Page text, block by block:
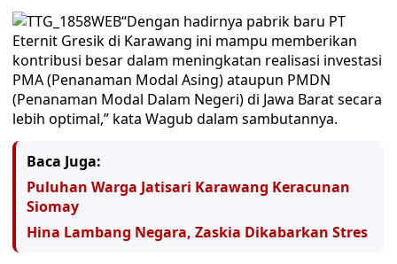
“Dengan hadirnya pabrik baru PT
Eternit Gresik di Karawang ini mampu memberikan
kontribusi besar dalam meningkatan realisasi investasi
PMA (Penanaman Modal Asing) ataupun PMDN
(Penanaman Modal Dalam Negeri) di Jawa Barat secara
lebih optimal,” kata Wagub dalam sambutannya.
Baca Juga:
Puluhan Warga Jatisari Karawang Keracunan
Siomay
Hina Lambang Negara, Zaskia Dikabarkan Stres